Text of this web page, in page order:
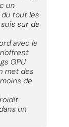
un
du tout les
sur de
avec le
GPU
met des
de
un